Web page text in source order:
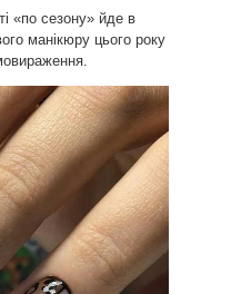
«по сезону» йде в
манікюру цього року